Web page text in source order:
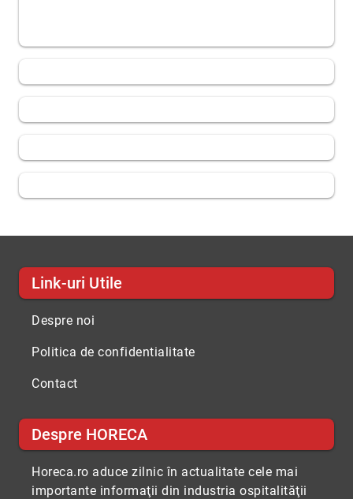
Link-uri Utile
Despre noi
Politica de confidentialitate
Contact
Despre HORECA
Horeca.ro aduce zilnic în actualitate cele mai
importante informaţii din industria ospitalităţii